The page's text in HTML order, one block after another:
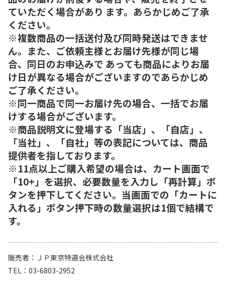
ていただく場合があり ます。あらかじめご了承
ください。
※複数商品の一括送付及び同時発送はできませ
ん。また、ご依頼主様とお届け先様が同じ場
合、同日のお申込みで あっても商品によりお届
け日が異なる場合がございますのであらかじめ
ご了承ください。
※同一商品で同一お届け先の場合、一括でお届
けする場合がございます。
※商品説明文に登場する「当店」、「自店」、
「当社」、「自社」等の表記については、商品
提供者を指しております。
※11点以上ご購入希望の場合は、カート画面で
「10+」を選択、必要数量を入力し「再計算」ボ
タンを押下してください。当画面での「カートに
入れる」ボタン押下時の数量選択は1個で結構で
す。
販売者
ＪＰ東京特選会株式会社
TEL
03-6803-2952